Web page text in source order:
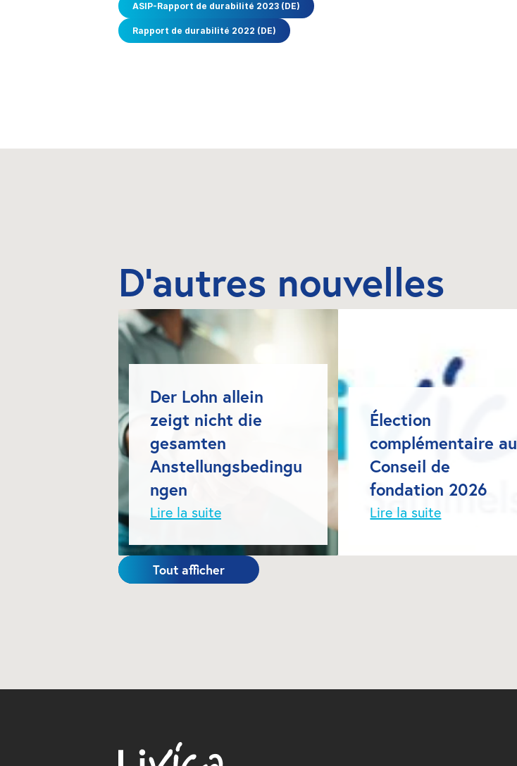
ASIP-Rapport de durabilité 2023 (DE)
Rapport de durabilité 2022 (DE)
D'autres nouvelles
Der Lohn allein
zeigt nicht die
gesamten
Anstellungsbedingu
ngen
Lire la suite
Élection
complémentaire au
Conseil de
fondation 2026
Lire la suite
Tout afficher